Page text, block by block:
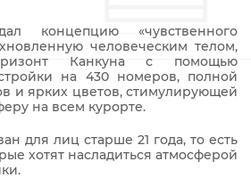
концепцию «чувственного
человеческим телом,
Канкуна с помощью
на 430 номеров, полной
и ярких цветов, стимулирующей
на всем курорте.
для лиц старше 21 года, то есть
хотят насладиться атмосферой